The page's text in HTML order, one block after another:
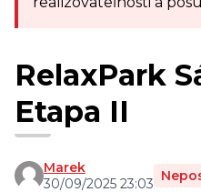
RelaxPark
Etapa II
Marek
30/09/2025 23:03